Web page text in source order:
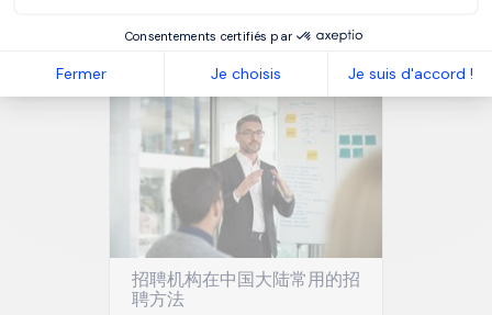
Consentements certifiés par
Fermer Je choisis Je suis d'accord !
招聘机构在中国大陆常用的招
聘方法